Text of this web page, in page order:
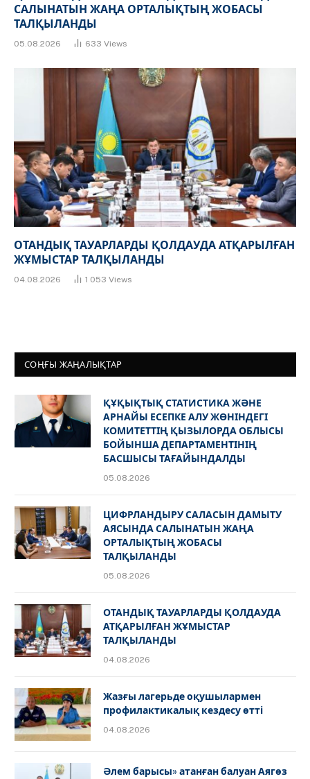
САЛЫНАТЫН ЖАҢА ОРТАЛЫҚТЫҢ ЖОБАСЫ
ТАЛҚЫЛАНДЫ
05.08.2026 633 Views
ОТАНДЫҚ ТАУАРЛАРДЫ ҚОЛДАУДА АТҚАРЫЛҒАН
ЖҰМЫСТАР ТАЛҚЫЛАНДЫ
04.08.2026 1 053 Views
СОҢҒЫ ЖАҢАЛЫҚТАР
ҚҰҚЫҚТЫҚ СТАТИСТИКА ЖӘНЕ
АРНАЙЫ ЕСЕПКЕ АЛУ ЖӨНІНДЕГІ
КОМИТЕТТІҢ ҚЫЗЫЛОРДА ОБЛЫСЫ
БОЙЫНША ДЕПАРТАМЕНТІНІҢ
БАСШЫСЫ ТАҒАЙЫНДАЛДЫ
05.08.2026
ЦИФРЛАНДЫРУ САЛАСЫН ДАМЫТУ
АЯСЫНДА САЛЫНАТЫН ЖАҢА
ОРТАЛЫҚТЫҢ ЖОБАСЫ
ТАЛҚЫЛАНДЫ
05.08.2026
ОТАНДЫҚ ТАУАРЛАРДЫ ҚОЛДАУДА
АТҚАРЫЛҒАН ЖҰМЫСТАР
ТАЛҚЫЛАНДЫ
04.08.2026
Жазғы лагерьде оқушылармен
профилактикалық кездесу өтті
04.08.2026
Әлем барысы» атанған балуан Аягөз